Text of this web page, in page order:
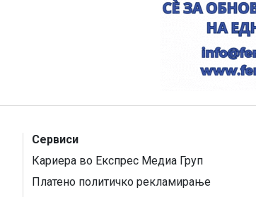
Сервиси
Кариера во Експрес Медиа Груп
Платено политичко рекламирање